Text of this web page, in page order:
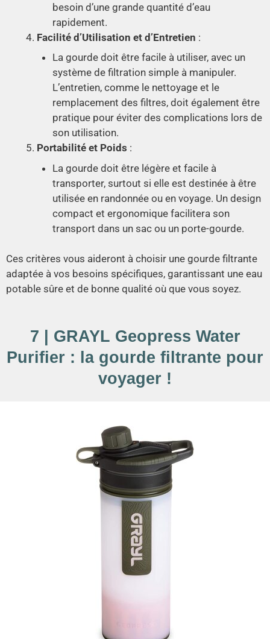
besoin d’une grande quantité d’eau
rapidement.
Facilité d’Utilisation et d’Entretien :
La gourde doit être facile à utiliser, avec un
système de filtration simple à manipuler.
L’entretien, comme le nettoyage et le
remplacement des filtres, doit également être
pratique pour éviter des complications lors de
son utilisation.
Portabilité et Poids :
La gourde doit être légère et facile à
transporter, surtout si elle est destinée à être
utilisée en randonnée ou en voyage. Un design
compact et ergonomique facilitera son
transport dans un sac ou un porte-gourde.
Ces critères vous aideront à choisir une gourde filtrante
adaptée à vos besoins spécifiques, garantissant une eau
potable sûre et de bonne qualité où que vous soyez.
7 | GRAYL Geopress Water
Purifier : la gourde filtrante pour
voyager !